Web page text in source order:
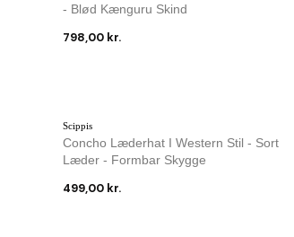
- Blød Kænguru Skind
798,00 kr.
Scippis
Concho Læderhat I Western Stil - Sort
Læder - Formbar Skygge
499,00 kr.